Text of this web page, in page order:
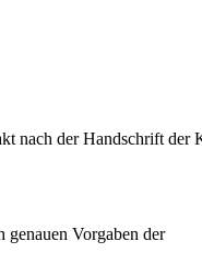
nach der Handschrift der
genauen Vorgaben der